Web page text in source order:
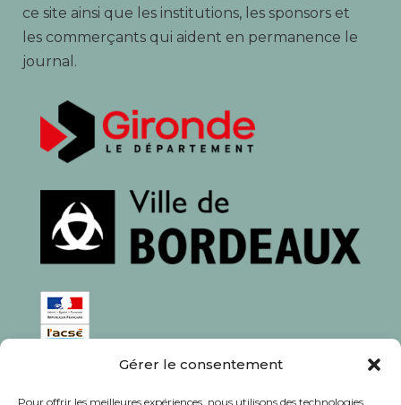
Gérer le consentement
Pour offrir les meilleures expériences, nous utilisons des technologies
ce site ainsi que les institutions, les sponsors et
les commerçants qui aident en permanence le
journal.